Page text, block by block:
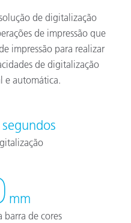
de digitalização
de impressão que
impressão para realizar
de digitalização
e automática.
segundos
mm
de cores